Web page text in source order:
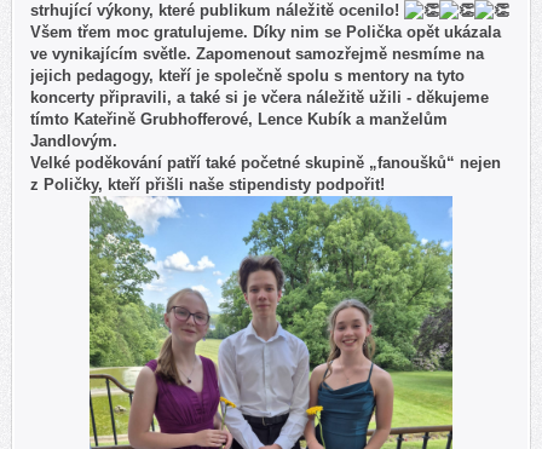
strhující výkony, které publikum náležitě ocenilo!
Všem třem moc gratulujeme. Díky nim se Polička opět ukázala
ve vynikajícím světle. Zapomenout samozřejmě nesmíme na
jejich pedagogy, kteří je společně spolu s mentory na tyto
koncerty připravili, a také si je včera náležitě užili - děkujeme
tímto Kateřině Grubhofferové, Lence Kubík a manželům
Jandlovým.
Velké poděkování patří také početné skupině „fanoušků“ nejen
z Poličky, kteří přišli naše stipendisty podpořit!